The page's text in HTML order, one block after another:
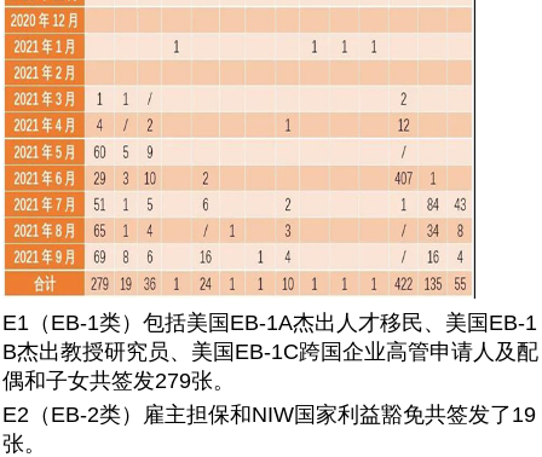
E1（EB-1类）包括美国EB-1A杰出人才移民、美国EB-1
B杰出教授研究员、美国EB-1C跨国企业高管申请人及配
偶和子女共签发279张。
E2（EB-2类）雇主担保和NIW国家利益豁免共签发了19
张。